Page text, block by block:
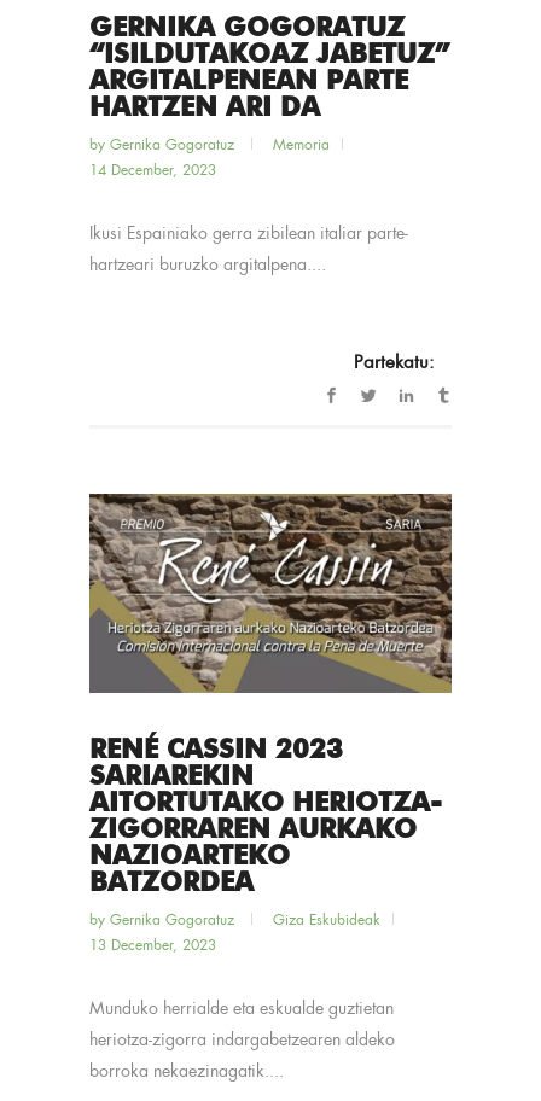
GERNIKA GOGORATUZ
“ISILDUTAKOAZ JABETUZ”
ARGITALPENEAN PARTE
HARTZEN ARI DA
by Gernika Gogoratuz
Memoria
14 December, 2023
Ikusi Espainiako gerra zibilean italiar parte-
hartzeari buruzko argitalpena....
Partekatu:
RENÉ CASSIN 2023
SARIAREKIN
AITORTUTAKO HERIOTZA-
ZIGORRAREN AURKAKO
NAZIOARTEKO
BATZORDEA
by Gernika Gogoratuz
Giza Eskubideak
13 December, 2023
Munduko herrialde eta eskualde guztietan
heriotza-zigorra indargabetzearen aldeko
borroka nekaezinagatik....